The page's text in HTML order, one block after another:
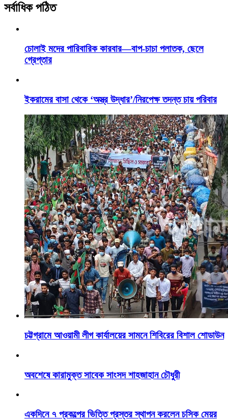
সর্বাধিক পঠিত
চোলাই মদের পারিবারিক কারবার—বাপ-চাচা পলাতক, ছেলে
গ্রেপ্তার
ইকরামের বাসা থেকে ‘অস্ত্র উদ্ধার’/নিরপেক্ষ তদন্ত চায় পরিবার
চট্টগ্রামে আওয়ামী লীগ কার্যালয়ের সামনে শিবিরের বিশাল শোডাউন
অবশেষে কারামুক্ত সাবেক সাংসদ শাহজাহান চৌধুরী
একদিনে ৭ প্রকল্পের ভিত্তি প্রস্তর স্থাপন করলেন চসিক মেয়র